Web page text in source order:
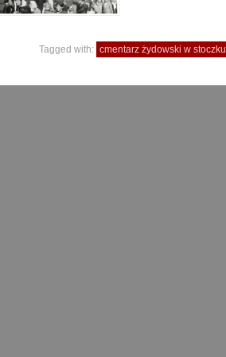
Tagged with: cmentarz żydowski w stoczku